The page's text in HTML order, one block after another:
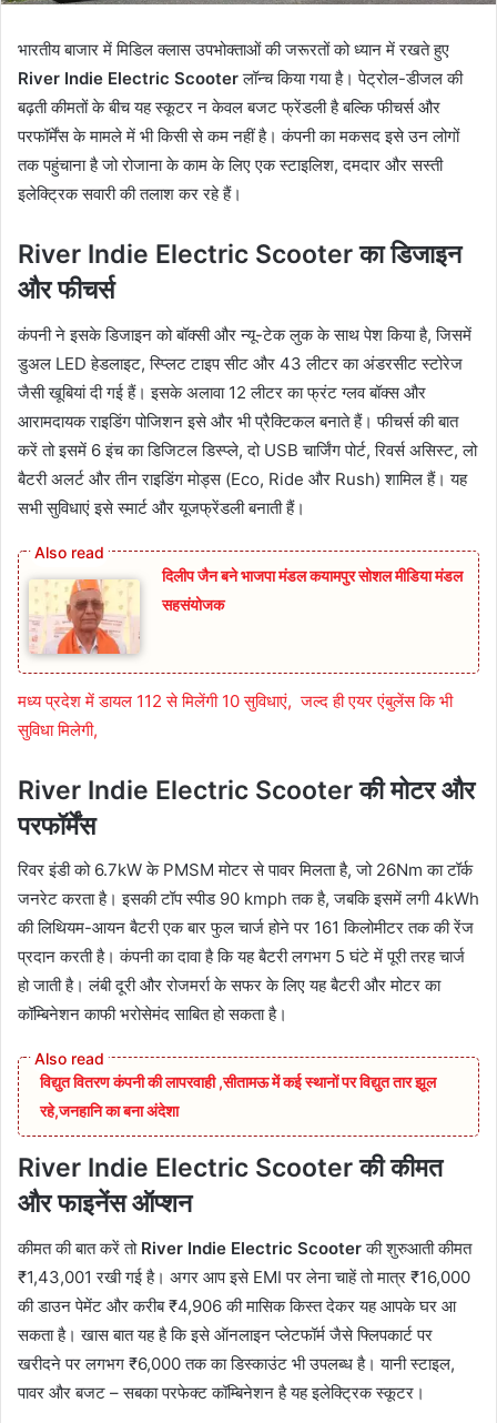
भारतीय बाजार में मिडिल क्लास उपभोक्ताओं की जरूरतों को ध्यान में रखते हुए
River Indie Electric Scooterलॉन्च किया गया है। पेट्रोल-डीजल की
बढ़ती कीमतों के बीच यह स्कूटर न केवल बजट फ्रेंडली है बल्कि फीचर्स और
परफॉर्मेंस के मामले में भी किसी से कम नहीं है। कंपनी का मकसद इसे उन लोगों
तक पहुंचाना है जो रोजाना के काम के लिए एक स्टाइलिश, दमदार और सस्ती
इलेक्ट्रिक सवारी की तलाश कर रहे हैं।
River Indie Electric Scooter का डिजाइन
और फीचर्स
कंपनी ने इसके डिजाइन को बॉक्सी और न्यू-टेक लुक के साथ पेश किया है, जिसमें
डुअल LED हेडलाइट, स्प्लिट टाइप सीट और 43 लीटर का अंडरसीट स्टोरेज
जैसी खूबियां दी गई हैं। इसके अलावा 12 लीटर का फ्रंट ग्लव बॉक्स और
आरामदायक राइडिंग पोजिशन इसे और भी प्रैक्टिकल बनाते हैं। फीचर्स की बात
करें तो इसमें 6 इंच का डिजिटल डिस्प्ले, दो USB चार्जिंग पोर्ट, रिवर्स असिस्ट, लो
बैटरी अलर्ट और तीन राइडिंग मोड्स (Eco, Ride और Rush) शामिल हैं। यह
सभी सुविधाएं इसे स्मार्ट और यूजफ्रेंडली बनाती हैं।
दिलीप जैन बने भाजपा मंडल कयामपुर सोशल मीडिया मंडल
सहसंयोजक
मध्य प्रदेश में डायल 112 से मिलेंगी 10 सुविधाएं, जल्द ही एयर एंबुलेंस कि भी
सुविधा मिलेगी,
River Indie Electric Scooter की मोटर और
परफॉर्मेंस
रिवर इंडी को 6.7kW के PMSM मोटर से पावर मिलता है, जो 26Nm का टॉर्क
जनरेट करता है। इसकी टॉप स्पीड 90 kmph तक है, जबकि इसमें लगी 4kWh
की लिथियम-आयन बैटरी एक बार फुल चार्ज होने पर 161 किलोमीटर तक की रेंज
प्रदान करती है। कंपनी का दावा है कि यह बैटरी लगभग 5 घंटे में पूरी तरह चार्ज
हो जाती है। लंबी दूरी और रोजमर्रा के सफर के लिए यह बैटरी और मोटर का
कॉम्बिनेशन काफी भरोसेमंद साबित हो सकता है।
विद्युत वितरण कंपनी की लापरवाही ,सीतामऊ में कई स्थानों पर विद्युत तार झूल
रहे,जनहानि का बना अंदेशा
River Indie Electric Scooter की कीमत
और फाइनेंस ऑप्शन
कीमत की बात करें तो River Indie Electric Scooterकी शुरुआती कीमत
₹1,43,001 रखी गई है। अगर आप इसे EMI पर लेना चाहें तो मात्र ₹16,000
की डाउन पेमेंट और करीब ₹4,906 की मासिक किस्त देकर यह आपके घर आ
सकता है। खास बात यह है कि इसे ऑनलाइन प्लेटफॉर्म जैसे फ्लिपकार्ट पर
खरीदने पर लगभग ₹6,000 तक का डिस्काउंट भी उपलब्ध है। यानी स्टाइल,
पावर और बजट – सबका परफेक्ट कॉम्बिनेशन है यह इलेक्ट्रिक स्कूटर।